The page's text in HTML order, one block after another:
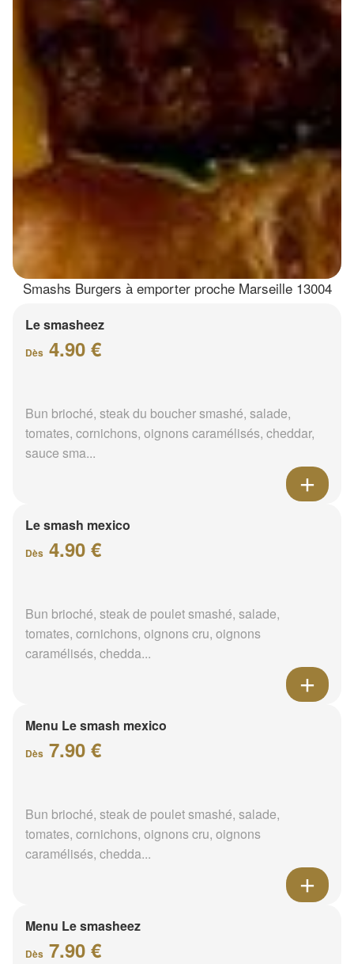
Smashs Burgers à emporter proche Marseille 13004
Le smasheez
Dès 4.90 €
Bun brioché, steak du boucher smashé, salade,
tomates, cornichons, oignons caramélisés, cheddar,
sauce sma...
Le smash mexico
Dès 4.90 €
Bun brioché, steak de poulet smashé, salade,
tomates, cornichons, oignons cru, oignons
caramélisés, chedda...
Menu Le smash mexico
Dès 7.90 €
Bun brioché, steak de poulet smashé, salade,
tomates, cornichons, oignons cru, oignons
caramélisés, chedda...
Menu Le smasheez
Dès 7.90 €